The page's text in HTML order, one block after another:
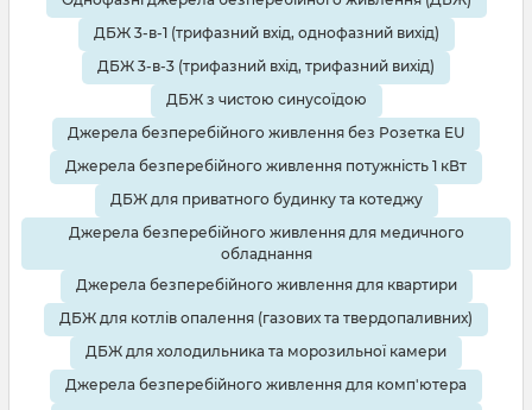
ДБЖ 3-в-1 (трифазний вхід, однофазний вихід)
ДБЖ 3-в-3 (трифазний вхід, трифазний вихід)
ДБЖ з чистою синусоїдою
Джерела безперебійного живлення без Розетка EU
Джерела безперебійного живлення потужність 1 кВт
ДБЖ для приватного будинку та котеджу
Джерела безперебійного живлення для медичного
обладнання
Джерела безперебійного живлення для квартири
ДБЖ для котлів опалення (газових та твердопаливних)
ДБЖ для холодильника та морозильної камери
Джерела безперебійного живлення для комп'ютера